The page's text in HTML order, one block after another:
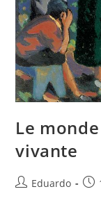
Le
vivante
Eduardo